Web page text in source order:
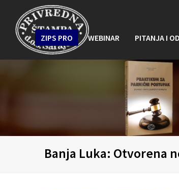
ZIPS PRO WEBINAR PITANJA I
Banja Luka: Otvorena